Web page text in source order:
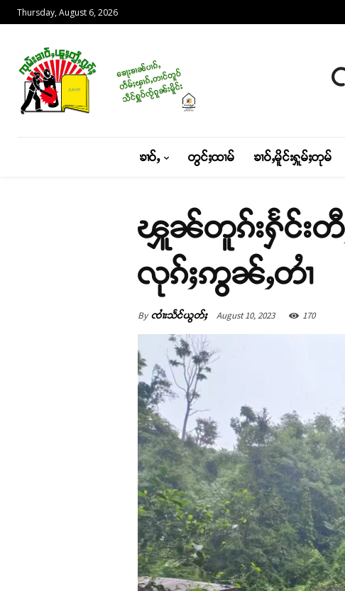
Thursday, August 6, 2026
ၶၢဝ်ႇ တွင်ႈထၢမ် ၶၢဝ်ႇမိူင်းႁူမ်ႈတုမ်
ၾူၼ်တူၵ်းႁႅင်းတီ
လုၵ်ႈဢွၼ်ႇတၢႆ
By ၸၢႆးသႅင်ယွတ်ႈ August 10, 2023 170